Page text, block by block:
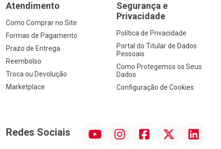
Atendimento
Como Comprar no Site
Formas de Pagamento
Prazo de Entrega
Reembolso
Troca ou Devolução
Marketplace
Segurança e
Privacidade
Política de Privacidade
Portal do Titular de Dados
Pessoais
Como Protegemos os Seus
Dados
Configuração de Cookies
Redes Sociais InstagramFacebookTwitter Linkedin